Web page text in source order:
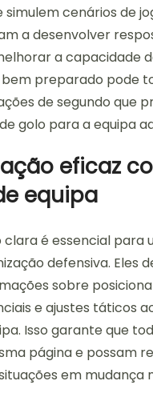
simulem cenários de
a desenvolver
a capacidade
bem preparado pode
de segundo que
golo para a equipa
eficaz
equipa
clara é essencial para
defensiva. Eles
sobre
e ajustes táticos
Isso garante que
página e possam
em mudança